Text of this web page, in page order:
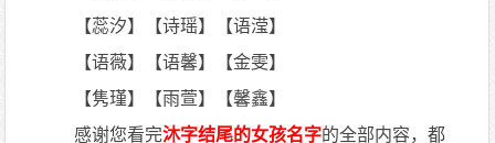
【蕊汐】【诗瑶】【语滢】
【语薇】【语馨】【金雯】
【隽瑾】【雨萱】【馨鑫】
感谢您看完沐字结尾的女孩名字的全部内容，都